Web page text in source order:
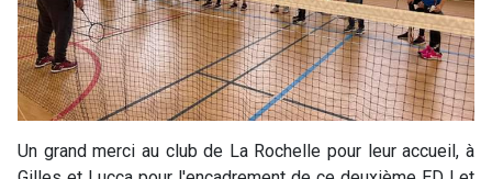
Un grand merci au club de La Rochelle pour leur accueil, à